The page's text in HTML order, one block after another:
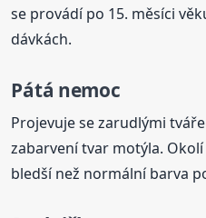
se provádí po 15. měsíci
dávkách.
Pátá nemoc
Projevuje se zarudlými
zabarvení tvar motýla.
bledší než normální barva